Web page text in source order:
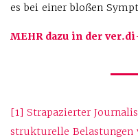
es bei einer bloßen
MEHR dazu in der
[1] Strapazierter
strukturelle Belastungen